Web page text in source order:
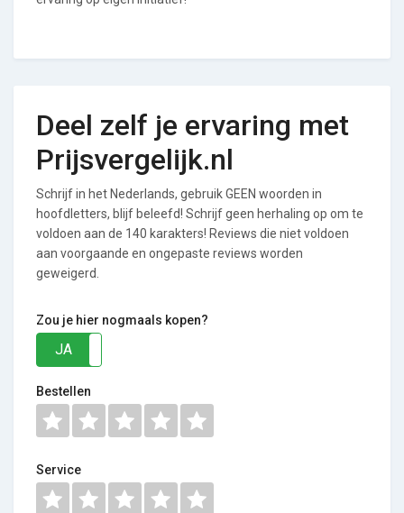
Deel zelf je ervaring met
Prijsvergelijk.nl
Schrijf in het Nederlands, gebruik GEEN woorden in
hoofdletters, blijf beleefd! Schrijf geen herhaling op om te
voldoen aan de 140 karakters! Reviews die niet voldoen
aan voorgaande en ongepaste reviews worden
geweigerd.
Zou je hier nogmaals kopen?
JA
Bestellen
Service